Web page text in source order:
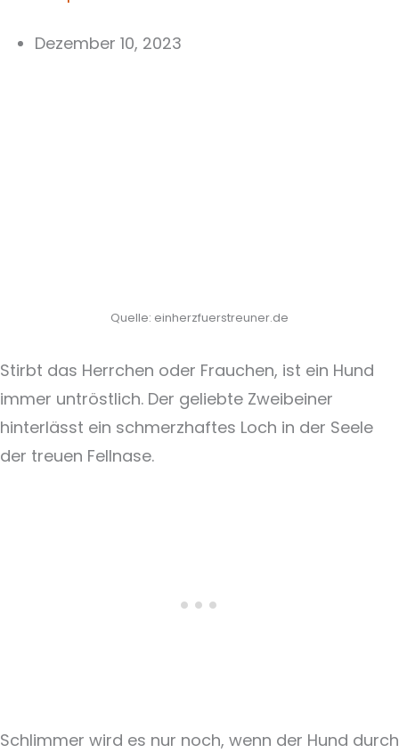
Dezember 10, 2023
Quelle: einherzfuerstreuner.de
Stirbt das Herrchen oder Frauchen, ist ein Hund
immer untröstlich. Der geliebte Zweibeiner
hinterlässt ein schmerzhaftes Loch in der Seele
der treuen Fellnase.
Schlimmer wird es nur noch, wenn der Hund durch